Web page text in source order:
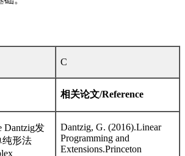
C
相关论文/Reference
Dantzig发
纯形法
Dantzig, G. (2016).Linear
Programming and
Extensions.Princeton